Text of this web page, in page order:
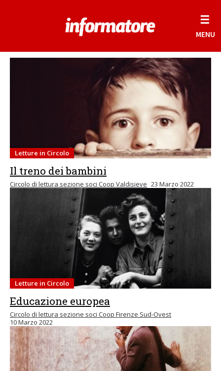
☰
MENU
Letture in Circolo
Il treno dei bambini
Circolo di lettura sezione soci Coop Valdisieve 23 Marzo 2022
Letture in Circolo
Educazione europea
Circolo di lettura sezione soci Coop Firenze Sud-Ovest
10 Marzo 2022